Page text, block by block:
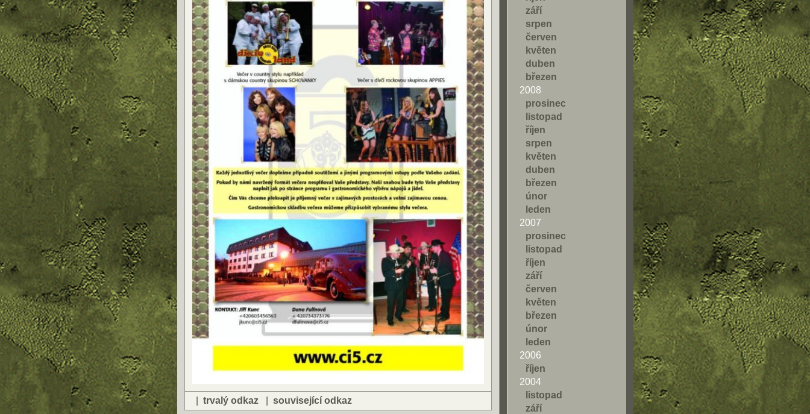
trvalý odkaz související odkaz
září
srpen
červen
květen
duben
březen
2008
prosinec
listopad
říjen
srpen
květen
duben
březen
únor
leden
2007
prosinec
listopad
říjen
září
červen
květen
březen
únor
leden
2006
říjen
2004
listopad
září